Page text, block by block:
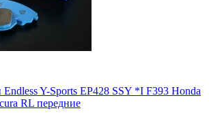
Y-Sports EP428 SSY *I F393 Honda
RL передние